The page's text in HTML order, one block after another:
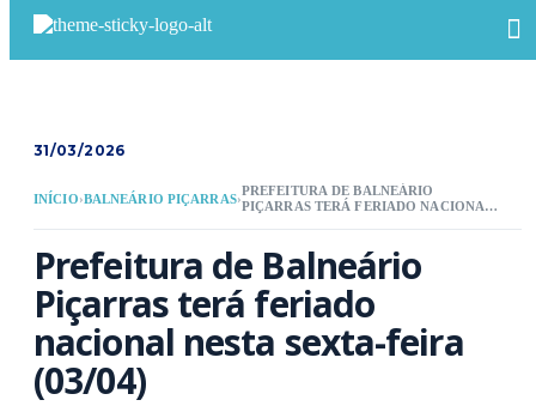
31/03/2026
INÍCIO›BALNEÁRIO PIÇARRAS›
PREFEITURA DE BALNEÁRIO
PIÇARRAS TERÁ FERIADO NACIONAL
Prefeitura de Balneário
Piçarras terá feriado
nacional nesta sexta-feira
(03/04)